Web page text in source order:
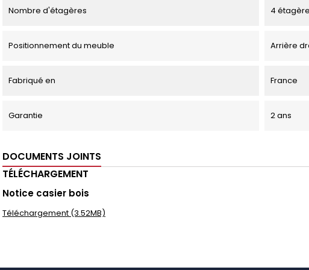
Nombre d'étagères 4
Positionnement du meuble Arrière
Fabriqué en France
Garantie 2 ans
DOCUMENTS JOINTS
TÉLÉCHARGEMENT
Notice casier bois
Téléchargement (3.52MB)